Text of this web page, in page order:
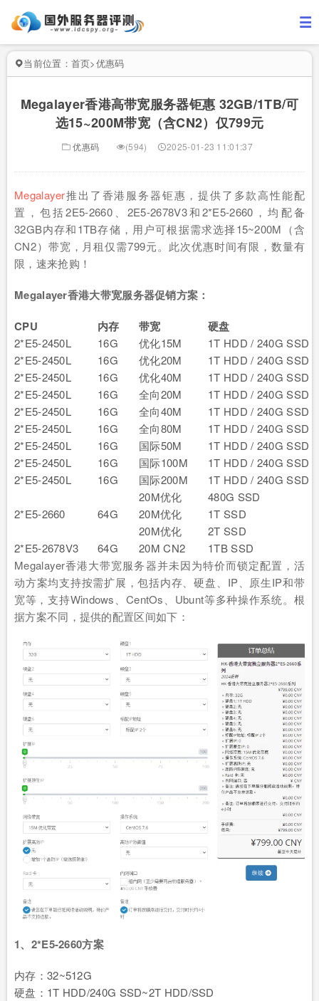
当前位置： 首页>优惠码
Megalayer香港高带宽服务器钜惠 32GB/1TB/可
选15~200M带宽（含CN2）仅799元
优惠码 (594) 2025-01-23 11:01:37
Megalayer推出了香港服务器钜惠，提供了多款高性能配
置，包括2E5-2660、2E5-2678V3和2*E5-2660，均配备
32GB内存和1TB存储，用户可根据需求选择15~200M（含
CN2）带宽，月租仅需799元。此次优惠时间有限，数量有
限，速来抢购！
Megalayer香港大带宽服务器促销方案：
CPU
内存 带宽 硬盘
2*E5-2450L 16G 优化15M
1T HDD / 240G SSD
2*E5-2450L
16G 优化20M
1T HDD / 240G SSD
2*E5-2450L
16G 优化40M
1T HDD / 240G SSD
2*E5-2450L
16G 全向20M
1T HDD / 240G SSD
2*E5-2450L
16G 全向40M
1T HDD / 240G SSD
2*E5-2450L
16G 全向80M
1T HDD / 240G SSD
2*E5-2450L
16G 国际50M
1T HDD / 240G SSD
2*E5-2450L
16G 国际100M
1T HDD / 240G SSD
2*E5-2450L
16G 国际200M 1T HDD / 240G SSD
2*E5-2660 64G
20M优化
480G SSD
20M优化
1T SSD
20M优化
2T SSD
2*E5-2678V3
64G 20M CN2
1TB SSD
Megalayer香港大带宽服务器并未因为特价而锁定配置，活
动方案均支持按需扩展，包括内存、硬盘、IP、原生IP和带
宽等，支持Windows、CentOs、Ubunt等多种操作系统。根
据方案不同，提供的配置区间如下：
1、2*E5-2660方案
内存：32~512G
硬盘：1T HDD/240G SSD~2T HDD/SSD